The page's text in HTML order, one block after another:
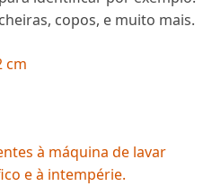
copos, e muito mais.
cm
à máquina de lavar
e à intempérie.